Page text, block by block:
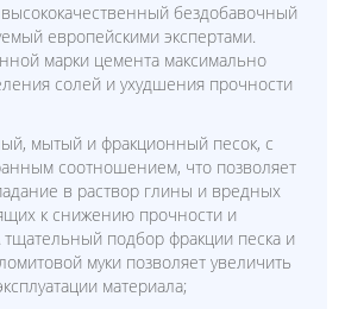
бездобавочный
европейскими экспертами.
марки цемента максимально
солей и ухудшения прочности
мытый и фракционный песок, с
соотношением, что позволяет
в раствор глины и вредных
к снижению прочности и
тщательный подбор фракции песка и
муки позволяет увеличить
материала;